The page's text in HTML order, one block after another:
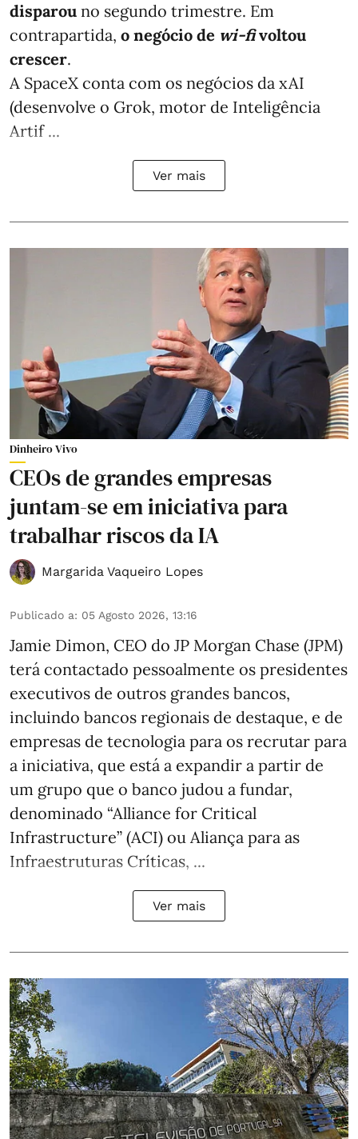
disparou no segundo trimestre. Em
contrapartida, o negócio de wi-fivoltou
crescer.
A SpaceX conta com os negócios da xAI
(desenvolve o Grok, motor de Inteligência
Artif ...
Ver mais
Dinheiro Vivo
CEOs de grandes empresas
juntam-se em iniciativa para
trabalhar riscos da IA
Margarida Vaqueiro Lopes
Publicado a: 05 Agosto 2026, 13:16
Jamie Dimon, CEO do JP Morgan Chase (JPM)
terá contactado pessoalmente os presidentes
executivos de outros grandes bancos,
incluindo bancos regionais de destaque, e de
empresas de tecnologia para os recrutar para
a iniciativa, que está a expandir a partir de
um grupo que o banco judou a fundar,
denominado “Alliance for Critical
Infrastructure” (ACI) ou Aliança para as
Infraestruturas Críticas, ...
Ver mais